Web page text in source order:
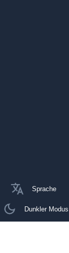
Sprache
Dunkler Modus